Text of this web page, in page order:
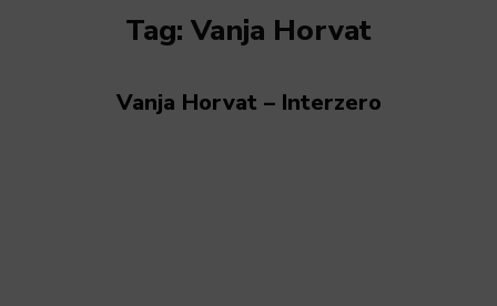
Tag: Vanja Horvat
Vanja Horvat – Interzero